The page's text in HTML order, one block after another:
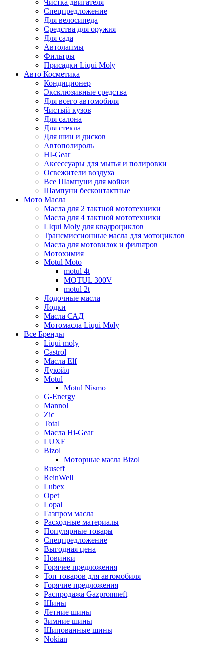
Чистка двигателя
Спецпредложение
Для велосипеда
Средства для оружия
Для сада
Автолапмы
Фильтры
Присадки Liqui Moly
Авто Косметика
Кондиционер
Эксклюзивные средства
Для всего автомобиля
Чистый кузов
Для салона
Для стекла
Для шин и дисков
Автополироль
HI-Gear
Аксессуары для мытья и полировки
Освежители воздуха
Все Шампуни для мойки
Шампуни бесконтактные
Мото Масла
Масла для 2 тактной мототехники
Масла для 4 тактной мототехники
LIqui Moly для квадроциклов
Трансмиссионные масла для мотоциклов
Масла для мотовилок и фильтров
Мотохимия
Motul Moto
motul 4t
MOTUL 300V
motul 2t
Лодочные масла
Лодки
Масла САД
Мотомасла Liqui Moly
Все Бренды
Liqui moly
Castrol
Масла Elf
Лукойл
Motul
Motul Nismo
G-Energy
Mannol
Zic
Total
Масла Hi-Gear
LUXE
Bizol
Моторные масла Bizol
Ruseff
ReinWell
Lubex
Opet
Lopal
Газпром масла
Расходные материалы
Популярные товары
Спецпредложение
Выгодная цена
Новинки
Горячее предложения
Топ товаров для автомобиля
Горячие предложения
Распродажа Gazpromneft
Шины
Летние шины
Зимние шины
Шипованные шины
Nokian